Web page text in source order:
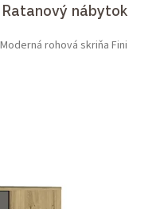
Ratanový nábytok
Moderná rohová skriňa Fini